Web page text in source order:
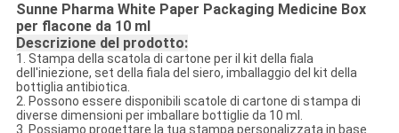
Sunne Pharma White Paper Packaging Medicine Box
per flacone da 10 ml
Descrizione del prodotto:
1. Stampa della scatola di cartone per il kit della fiala
dell'iniezione, set della fiala del siero, imballaggio del kit della
bottiglia antibiotica.
2. Possono essere disponibili scatole di cartone di stampa di
diverse dimensioni per imballare bottiglie da 10 ml.
3. Possiamo progettare la tua stampa personalizzata in base